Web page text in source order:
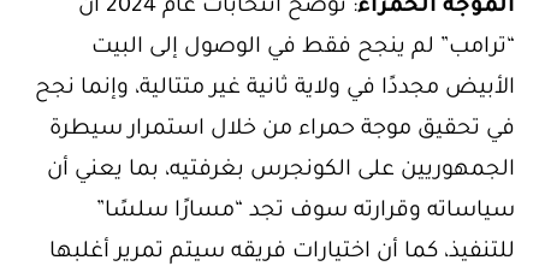
الموجة الحمراء
: توضح انتخابات عام 2024 أن
“ترامب” لم ينجح فقط في الوصول إلى البيت
الأبيض مجددًا في ولاية ثانية غير متتالية، وإنما نجح
في تحقيق موجة حمراء من خلال استمرار سيطرة
الجمهوريين على الكونجرس بغرفتيه، بما يعني أن
سياساته وقرارته سوف تجد “مسارًا سلسًا”
للتنفيذ، كما أن اختيارات فريقه سيتم تمرير أغلبها